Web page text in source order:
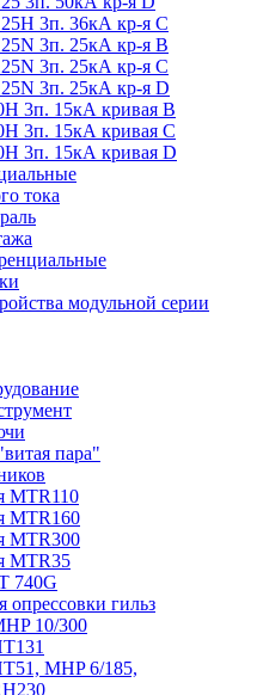
3п. 36кА кр-я C
3п. 25кА кр-я B
3п. 25кА кр-я C
3п. 25кА кр-я D
3п. 15кА кривая B
3п. 15кА кривая C
3п. 15кА кривая D
тока
модульной серии
пара"
MTR110
MTR160
MTR300
MTR35
740G
опрессовки гильз
10/300
MHP 6/185,